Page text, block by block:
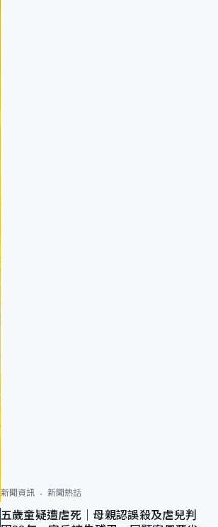
新聞資訊 新聞熱話
五歲童疑遭虐死｜母親認誤殺及虐兒判